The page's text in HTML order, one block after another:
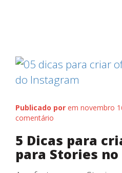
Publicado por em novembro
comentário
5 Dicas para
para Stories